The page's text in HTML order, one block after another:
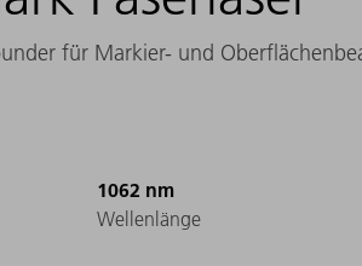
für Markier- und
1062 nm
Wellenlänge